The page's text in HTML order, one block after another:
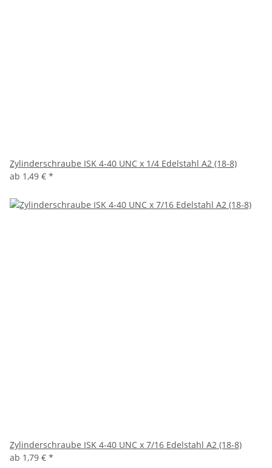
Zylinderschraube ISK 4-40 UNC x 1/4 Edelstahl A2 (18-8)
ab 1,49 € *
Zylinderschraube ISK 4-40 UNC x 7/16 Edelstahl A2 (18-8)
ab 1,79 € *